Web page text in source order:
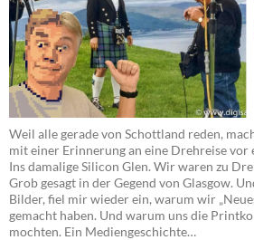
Weil alle gerade von Schottland reden,
mit einer Erinnerung an eine Drehreise vor
Ins damalige Silicon Glen. Wir waren zu
Grob gesagt in der Gegend von Glasgow.
Bilder, fiel mir wieder ein, warum wir
gemacht haben. Und warum uns die
mochten. Ein Mediengeschichte…